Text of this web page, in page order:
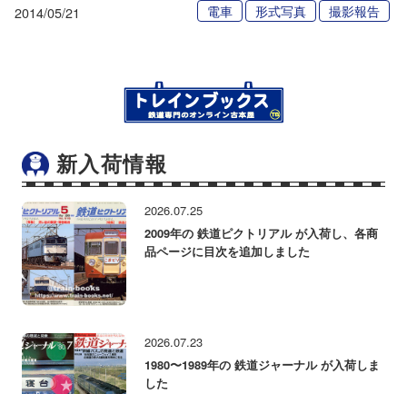
2014/05/21 電車 形式写真 撮影報告
新入荷情報
2026.07.25
2009年の 鉄道ピクトリアル が入荷し、各商
品ページに目次を追加しました
2026.07.23
1980〜1989年の 鉄道ジャーナル が入荷しま
した